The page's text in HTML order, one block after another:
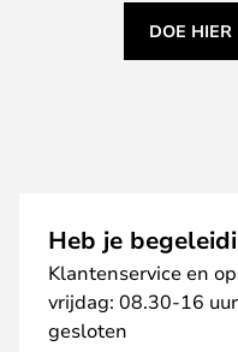
DOE HIER
Heb je
Klantenservice en
vrijdag: 08.30-16
gesloten